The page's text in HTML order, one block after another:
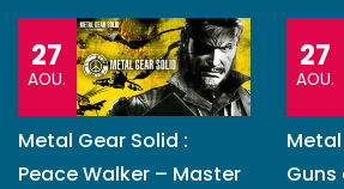
27
AOU.
Metal Gear Solid :
Peace Walker – Master
27
AOU.